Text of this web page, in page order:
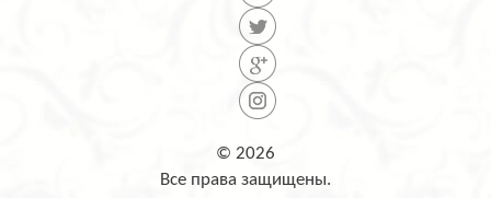
© 2026
Все права защищены.